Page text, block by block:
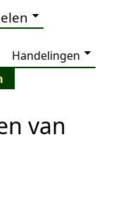
Handelingen
van